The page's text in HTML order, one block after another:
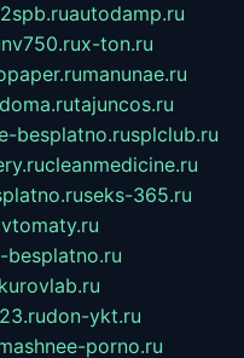
autodamp.ru
nv750.rux-ton.ru
manunae.ru
tajuncos.ru
besplatno.rusplclub.ru
cleanmedicine.ru
seks-365.ru
besplatno.ru
don-ykt.ru
porno.ru